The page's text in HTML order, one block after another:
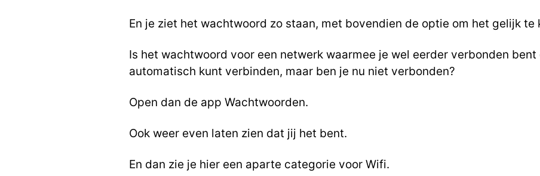
En je ziet het wachtwoord zo staan, met bovendien de optie om het gelijk te
Is het wachtwoord voor een netwerk waarmee je wel eerder verbonden
automatisch kunt verbinden, maar ben je nu niet verbonden?
Open dan de app Wachtwoorden.
Ook weer even laten zien dat jij het bent.
En dan zie je hier een aparte categorie voor Wifi.